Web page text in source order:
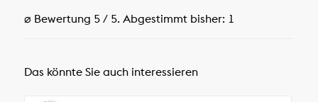
⌀ Bewertung 5/ 5. Abgestimmt bisher: 1
Das könnte Sie auch interessieren